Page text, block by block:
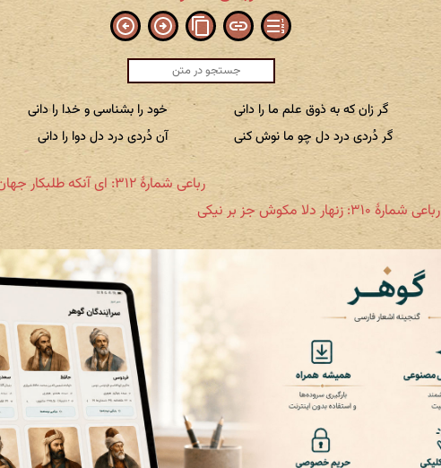
گر زان که به ذوق علم ما را دانی
خود را بشناسی و خدا را دانی
گر دُردی درد دل چو ما نوش کنی
آن دُردی درد دل دوا را دانی
رباعی شمارهٔ ۳۱۲: ای آنکه طلبکار جهان جانی
رباعی شمارهٔ ۳۱۰: زنهار دلا مکوش جز بر نیکی